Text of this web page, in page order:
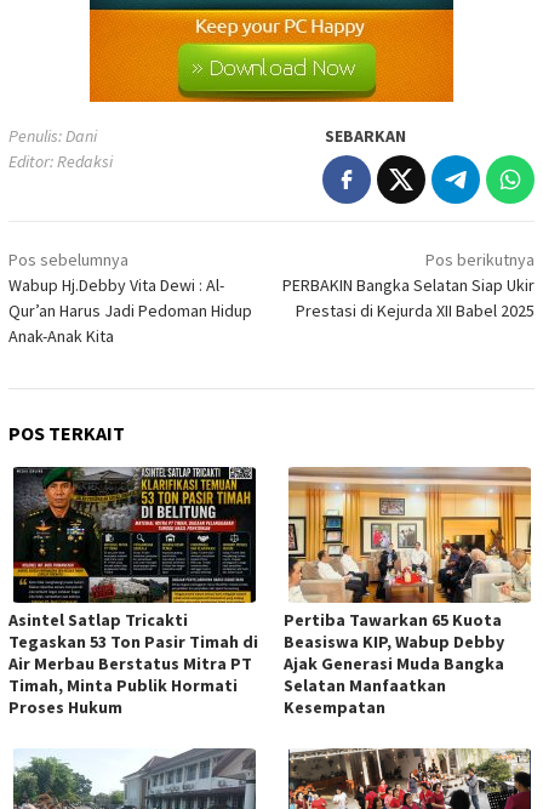
Penulis: Dani
Editor: Redaksi
SEBARKAN
Navigasi
pos
Pos sebelumnya
Wabup Hj.Debby Vita Dewi : Al-
Qur’an Harus Jadi Pedoman Hidup
Anak-Anak Kita
Pos berikutnya
PERBAKIN Bangka Selatan Siap Ukir
Prestasi di Kejurda XII Babel 2025
POS TERKAIT
Asintel Satlap Tricakti
Tegaskan 53 Ton Pasir Timah di
Air Merbau Berstatus Mitra PT
Timah, Minta Publik Hormati
Proses Hukum
Pertiba Tawarkan 65 Kuota
Beasiswa KIP, Wabup Debby
Ajak Generasi Muda Bangka
Selatan Manfaatkan
Kesempatan